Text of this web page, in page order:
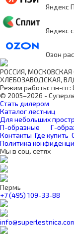
Яндекс
Яндекс
Озон
РОССИЯ,
ХЛЕБОЗАВОДСКАЯ,
Режим работы: пн-пт:
© 2005–2026 -
Стать дилером
Каталог лестниц
Для небольших
П-образные
Г-
Контакты Где купить
Политика
Мы в соц. сетях
Пермь
+7 (495) 109-33-88